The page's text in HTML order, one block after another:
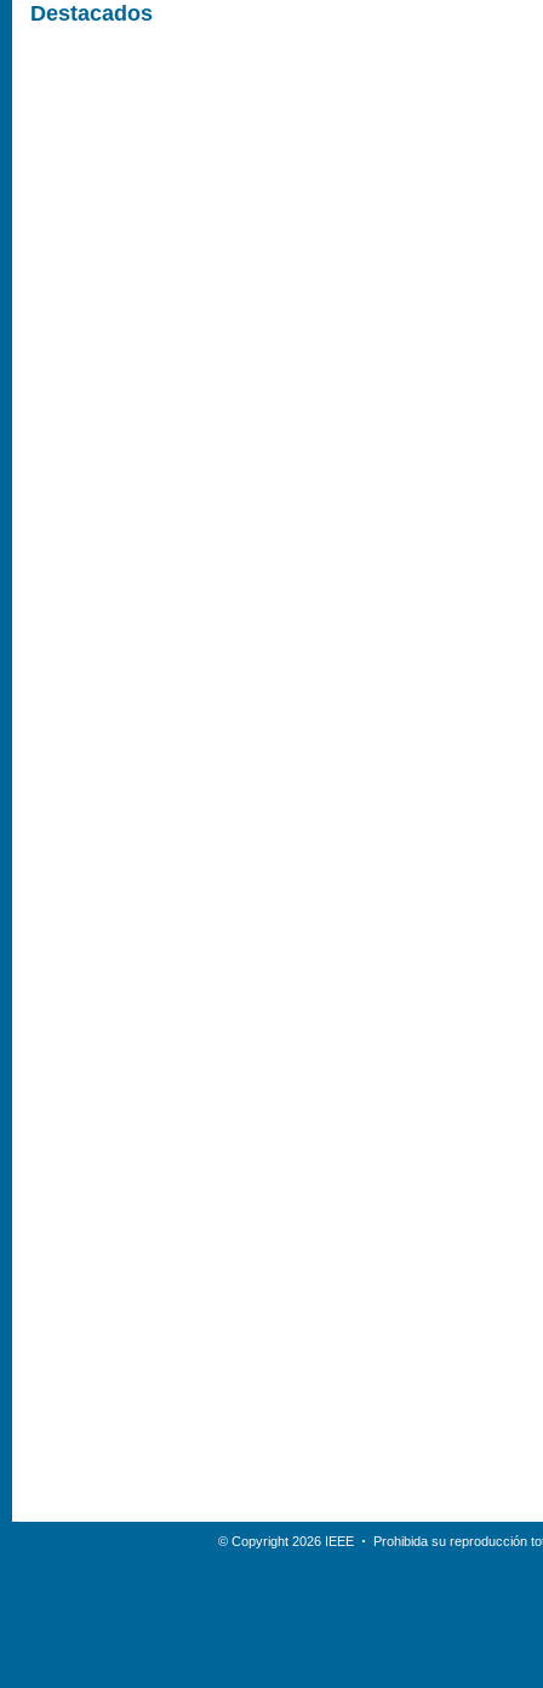
Destacados
© Copyright 2026 IEEE Prohibida su reproducción